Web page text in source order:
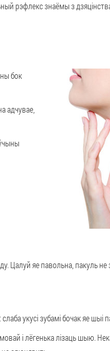
рэфлекс знаёмы з
бок
адчувае,
Цалуй яе павольна, пакуль
укусі зубамі бочак яе шыі
мовай і лёгенька лізаць шыю.